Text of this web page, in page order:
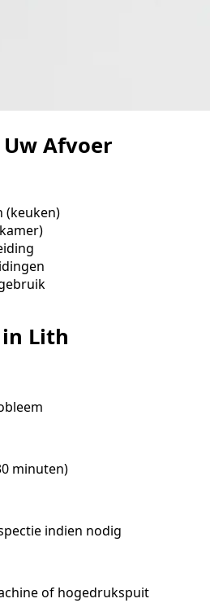
Afvoer
(keuken)
Lith
minuten)
indien nodig
of hogedrukspuit